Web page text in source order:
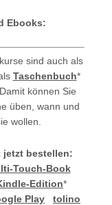
Ebooks:
sind auch als
Taschenbuch*
können Sie
üben, wann und
wollen.
jetzt bestellen:
Touch-Book
Edition*
Play
tolino